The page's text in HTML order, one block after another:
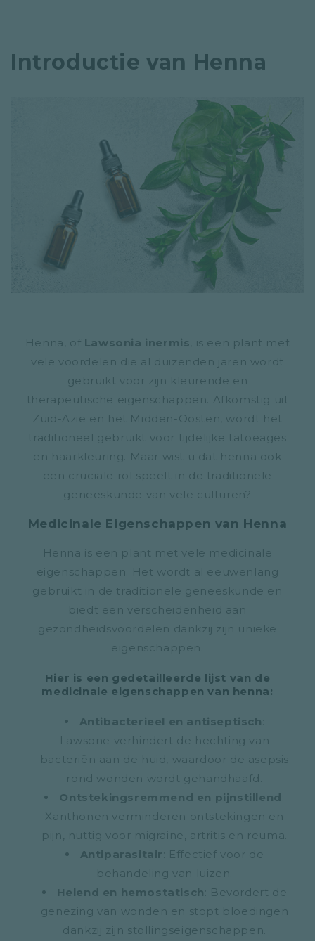
Introductie van Henna
Henna, of Lawsonia inermis , is een plant met
vele voordelen die al duizenden jaren wordt
gebruikt voor zijn kleurende en
therapeutische eigenschappen. Afkomstig uit
Zuid-Azië en het Midden-Oosten, wordt het
traditioneel gebruikt voor tijdelijke tatoeages
en haarkleuring. Maar wist u dat henna ook
een cruciale rol speelt in de traditionele
geneeskunde van vele culturen?
Medicinale Eigenschappen van Henna
Henna is een plant met vele medicinale
eigenschappen. Het wordt al eeuwenlang
gebruikt in de traditionele geneeskunde en
biedt een verscheidenheid aan
gezondheidsvoordelen dankzij zijn unieke
eigenschappen.
Hier is een gedetailleerde lijst van de
medicinale eigenschappen van henna:
Antibacterieel en antiseptisch
Lawsone verhindert de hechting van
bacteriën aan de huid, waardoor de asepsis
rond wonden wordt gehandhaafd.
Ontstekingsremmend en pijnstillend
Xanthonen verminderen ontstekingen en
pijn, nuttig voor migraine, artritis en reuma.
Antiparasitair
: Effectief voor de
behandeling van luizen.
Helend en hemostatisch : Bevordert de
genezing van wonden en stopt bloedingen
dankzij zijn stollingseigenschappen.